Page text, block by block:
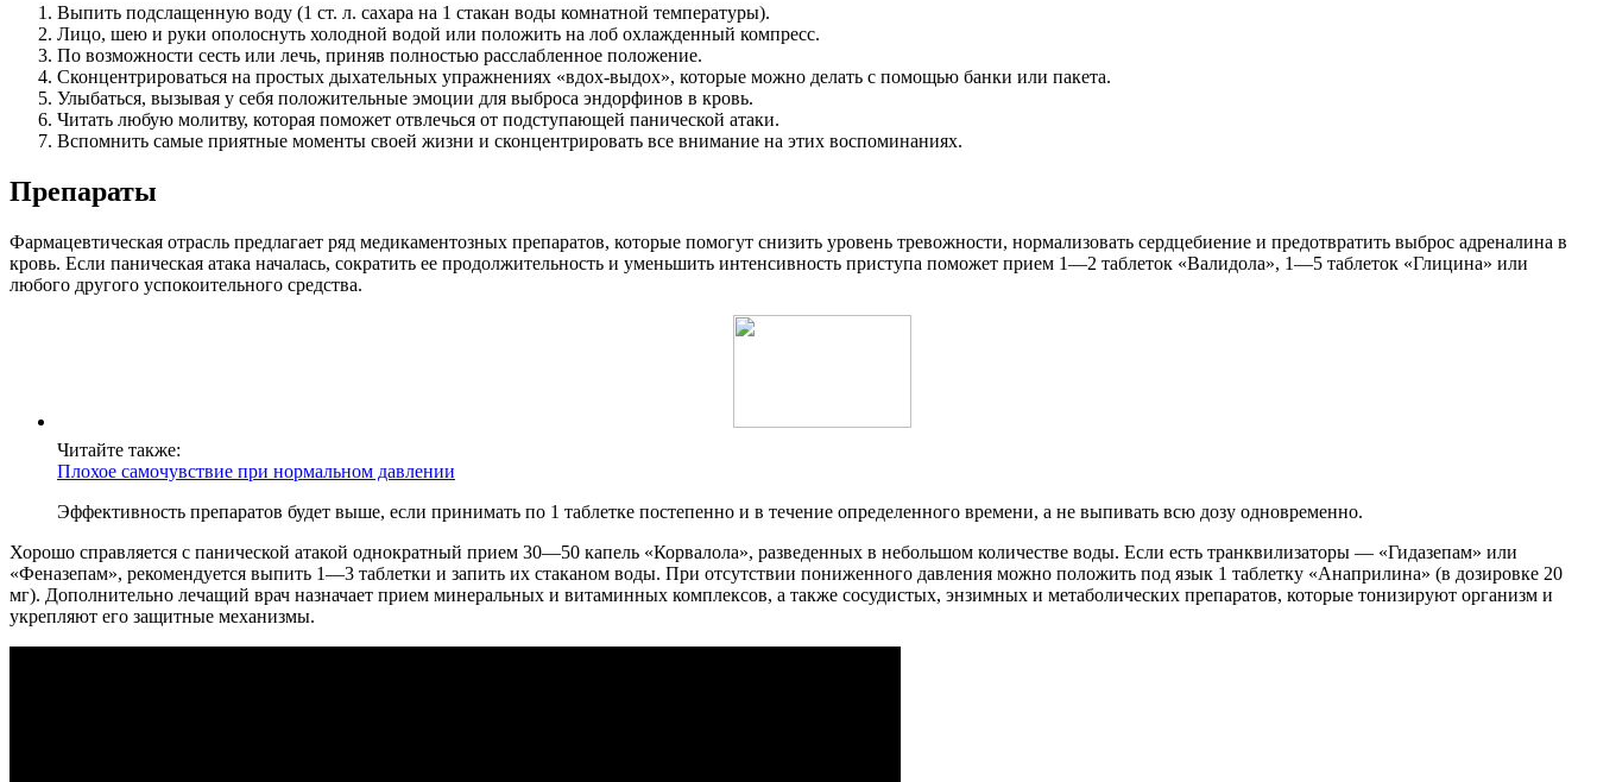
Выпить подслащенную воду (1 ст. л. сахара на 1 стакан воды комнатной температуры).
Лицо, шею и руки ополоснуть холодной водой или положить на лоб охлажденный компресс.
По возможности сесть или лечь, приняв полностью расслабленное положение.
Сконцентрироваться на простых дыхательных упражнениях «вдох-выдох», которые можно делать с помощью банки или пакета.
Улыбаться, вызывая у себя положительные эмоции для выброса эндорфинов в кровь.
Читать любую молитву, которая поможет отвлечься от подступающей панической атаки.
Вспомнить самые приятные моменты своей жизни и сконцентрировать все внимание на этих воспоминаниях.
Препараты
Фармацевтическая отрасль предлагает ряд медикаментозных препаратов, которые помогут снизить уровень тревожности, нормализовать сердцебиение и предотвратить выброс адреналина в
кровь. Если паническая атака началась, сократить ее продолжительность и уменьшить интенсивность приступа поможет прием 1—2 таблеток «Валидола», 1—5 таблеток «Глицина» или
любого другого успокоительного средства.
Читайте также:
Плохое самочувствие при нормальном давлении
Эффективность препаратов будет выше, если принимать по 1 таблетке постепенно и в течение определенного времени, а не выпивать всю дозу одновременно.
Хорошо справляется с панической атакой однократный прием 30—50 капель «Корвалола», разведенных в небольшом количестве воды. Если есть транквилизаторы — «Гидазепам» или
«Феназепам», рекомендуется выпить 1—3 таблетки и запить их стаканом воды. При отсутствии пониженного давления можно положить под язык 1 таблетку «Анаприлина» (в дозировке 20
мг). Дополнительно лечащий врач назначает прием минеральных и витаминных комплексов, а также сосудистых, энзимных и метаболических препаратов, которые тонизируют организм и
укрепляют его защитные механизмы.